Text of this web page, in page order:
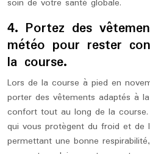
soin de votre santé globale.
4. Portez des
météo pour rester
la course.
Lors de la course à pied en
porter des vêtements adaptés à
confort tout au long de la
qui vous protègent du froid et de
permettant une bonne